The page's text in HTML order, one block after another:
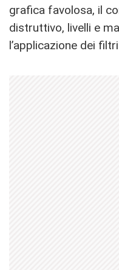
grafica favolosa, il
distruttivo, livelli e
l’applicazione dei